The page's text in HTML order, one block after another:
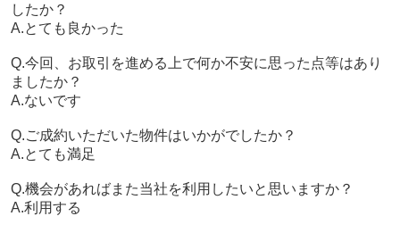
したか？
A.とても良かった
Q.今回、お取引を進める上で何か不安に思った点等はあり
ましたか？
A.ないです
Q.ご成約いただいた物件はいかがでしたか？
A.とても満足
Q.機会があればまた当社を利用したいと思いますか？
A.利用する